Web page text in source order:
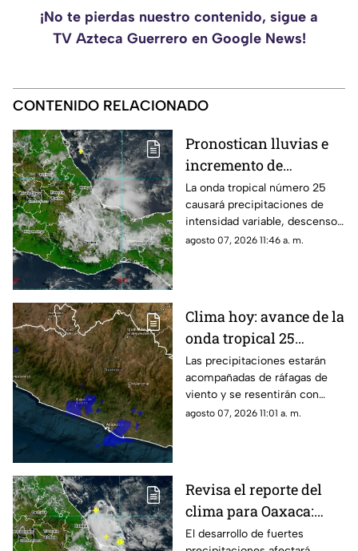
¡No te pierdas nuestro contenido, sigue a
TV Azteca Guerrero en Google News!
CONTENIDO RELACIONADO
Pronostican lluvias e
incremento de
tormentas en Oaxaca
este viernes
La onda tropical número 25
causará precipitaciones de
intensidad variable, descenso
de temperatura y rachas de
agosto 07, 2026 11:46 a. m.
Clima hoy: avance de la
onda tropical 25
provocará lluvias
Las precipitaciones estarán
acompañadas de ráfagas de
viento y se resentirán con
mayor fuerza durante la tarde y
agosto 07, 2026 11:01 a. m.
Revisa el reporte del
clima para Oaxaca:
tormentas y calor
El desarrollo de fuertes